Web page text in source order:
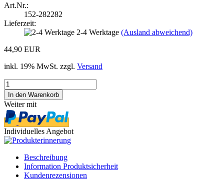
Art.Nr.:
152-282282
Lieferzeit:
2-4 Werktage (Ausland abweichend)
44,90 EUR
inkl. 19% MwSt. zzgl. Versand
Weiter mit
Individuelles Angebot
Beschreibung
Information Produktsicherheit
Kundenrezensionen